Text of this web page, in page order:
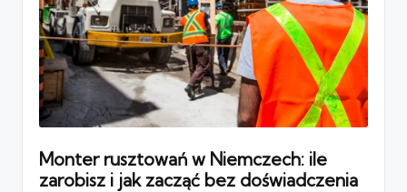
Monter rusztowań w Niemczech: ile
zarobisz i jak zacząć bez doświadczenia